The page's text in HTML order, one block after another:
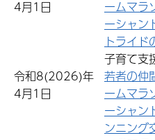
4月1日
ームマラ
ーシャン
トライド
子育て支
令和8(2026)年
4月1日
若者の仲
ームマラ
ーシャン
ンニング